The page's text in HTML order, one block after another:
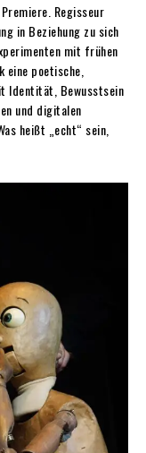
Regisseur
in Beziehung zu sich
mit frühen
poetische,
Identität, Bewusstsein
und digitalen
heißt „echt“ sein,